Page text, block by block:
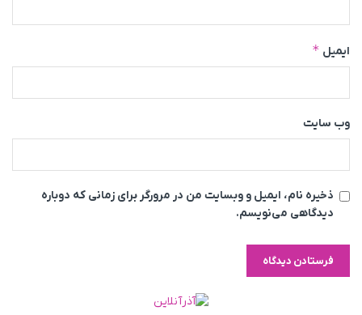
ایمیل *
وب‌ سایت
ذخیره نام، ایمیل و وبسایت من در مرورگر برای زمانی که دوباره
دیدگاهی می‌نویسم.